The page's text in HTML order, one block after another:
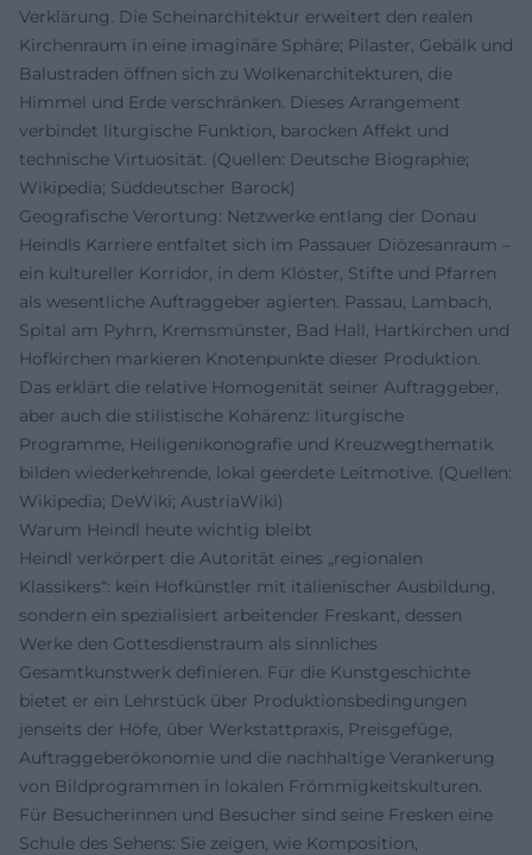
Verklärung. Die Scheinarchitektur erweitert den realen
Kirchenraum in eine imaginäre Sphäre; Pilaster, Gebälk und
Balustraden öffnen sich zu Wolkenarchitekturen, die
Himmel und Erde verschränken. Dieses Arrangement
verbindet liturgische Funktion, barocken Affekt und
technische Virtuosität. (Quellen: Deutsche Biographie;
Wikipedia; Süddeutscher Barock)
Geografische Verortung: Netzwerke entlang der Donau
Heindls Karriere entfaltet sich im Passauer Diözesanraum –
ein kultureller Korridor, in dem Klöster, Stifte und Pfarren
als wesentliche Auftraggeber agierten. Passau, Lambach,
Spital am Pyhrn, Kremsmünster, Bad Hall, Hartkirchen und
Hofkirchen markieren Knotenpunkte dieser Produktion.
Das erklärt die relative Homogenität seiner Auftraggeber,
aber auch die stilistische Kohärenz: liturgische
Programme, Heiligenikonografie und Kreuzwegthematik
bilden wiederkehrende, lokal geerdete Leitmotive. (Quellen:
Wikipedia; DeWiki; AustriaWiki)
Warum Heindl heute wichtig bleibt
Heindl verkörpert die Autorität eines „regionalen
Klassikers“: kein Hofkünstler mit italienischer Ausbildung,
sondern ein spezialisiert arbeitender Freskant, dessen
Werke den Gottesdienstraum als sinnliches
Gesamtkunstwerk definieren. Für die Kunstgeschichte
bietet er ein Lehrstück über Produktionsbedingungen
jenseits der Höfe, über Werkstattpraxis, Preisgefüge,
Auftraggeberökonomie und die nachhaltige Verankerung
von Bildprogrammen in lokalen Frömmigkeitskulturen.
Für Besucherinnen und Besucher sind seine Fresken eine
Schule des Sehens: Sie zeigen, wie Komposition,